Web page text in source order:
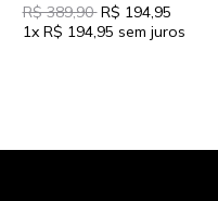
R$ 389,90R$ 194,95
1x R$ 194,95